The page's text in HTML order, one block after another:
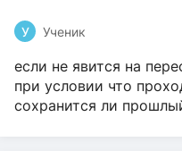
У Ученик
если не явится на
при условии что
сохранится ли